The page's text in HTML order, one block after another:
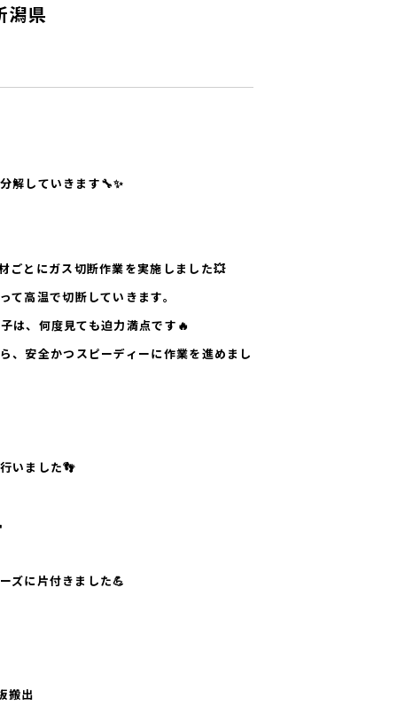
県
解していきます🔧✨
ごとにガス切断作業を実施しました💥
て高温で切断 していきます。
は、何度見ても迫力満点です🔥
、 安全かつスピーディーに作業を進めまし
いました👣
ズに片付きました💪
搬出